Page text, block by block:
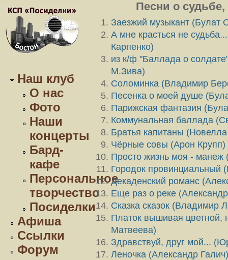
Наш клуб
О нас
Фото
Наши
концерты
Бард-
кафе
Персональное
творчество
Посиделки
Афиша
Ссылки
Форум
Песни о судьбе,
Заезжий музыкант (Булат
А мне красться не
Карпенко)
из к/ф "Баллада о
М.Зива)
Соломинка (Владимир
Песенка о моей душе
Парижская фантазия
Коммунальная баллада
Братья капитаны
Чёрные совы (Арон Крупп)
Просто жизнь моя -
Городок провинциальный
Декаденский романс
Еще раз о реке
Сказка сказок (Владимир
Платок вышивая цветной,
Матвеева)
Здравствуй, друг мой...
Леночка (Александр Галич)